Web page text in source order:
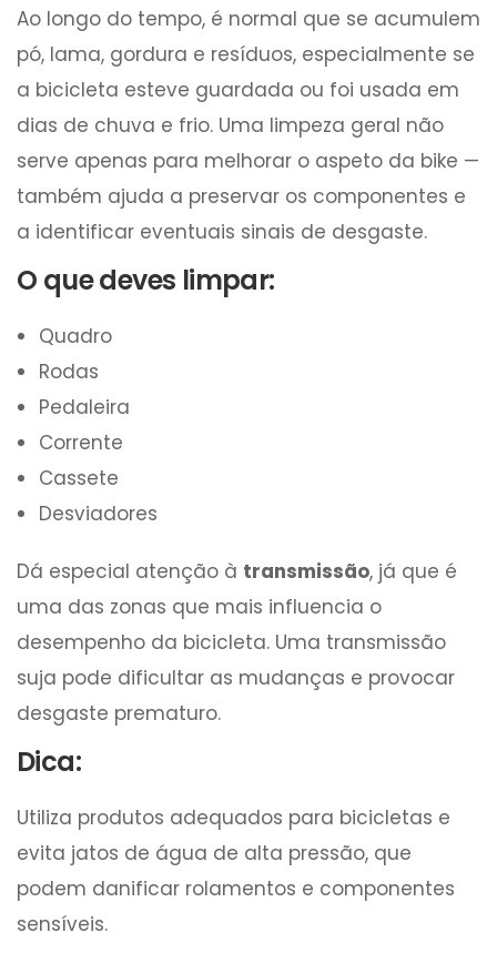
Ao longo do tempo, é normal que se acumulem
pó, lama, gordura e resíduos, especialmente se
a bicicleta esteve guardada ou foi usada em
dias de chuva e frio. Uma limpeza geral não
serve apenas para melhorar o aspeto da bike —
também ajuda a preservar os componentes e
a identificar eventuais sinais de desgaste.
O que deves limpar:
Quadro
Rodas
Pedaleira
Corrente
Cassete
Desviadores
Dá especial atenção à transmissão, já que é
uma das zonas que mais influencia o
desempenho da bicicleta. Uma transmissão
suja pode dificultar as mudanças e provocar
desgaste prematuro.
Dica:
Utiliza produtos adequados para bicicletas e
evita jatos de água de alta pressão, que
podem danificar rolamentos e componentes
sensíveis.